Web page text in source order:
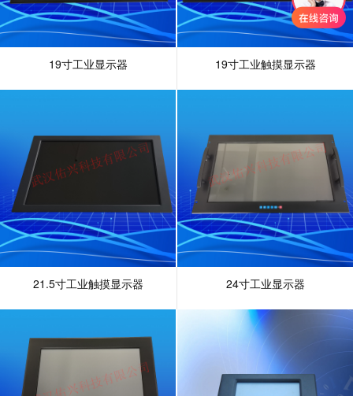
19寸工业显示器 19寸工业触摸显示器
21.5寸工业触摸显示器 24寸工业显示器